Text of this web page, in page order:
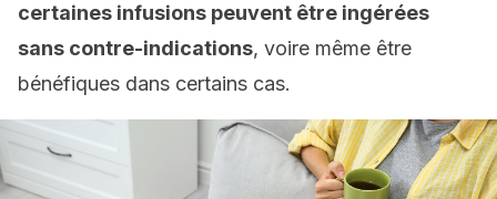
certaines infusions peuvent être ingérées
sans contre-indications, voire même être
bénéfiques dans certains cas.